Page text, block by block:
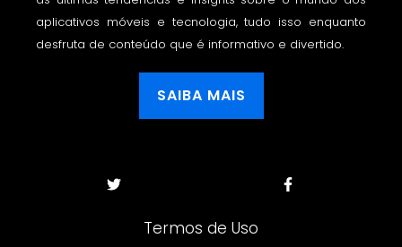
aplicativos móveis e tecnologia, tudo isso enquanto
desfruta de conteúdo que é informativo e divertido.
SAIBA MAIS
Termos de Uso